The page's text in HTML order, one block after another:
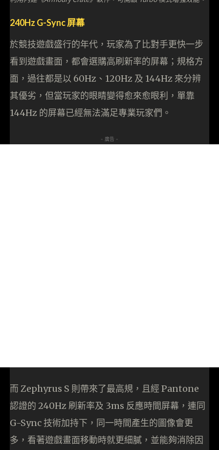
240Hz G-Sync 屏幕
於競技遊戲盛行的年代，玩家為了比對手更快一步
看到遊戲畫面，都會選購高刷新率的屏幕；規格方
面，過往都是以 60Hz、120Hz 及 144Hz 來分辨
其優劣，但當玩家的眼睛變得愈來愈眼利，單靠
144Hz 的屏幕已經無法滿足專業玩家們。
- 廣告 -
而 Zephyrus S 則帶來了最高規，且經 Pantone
認證的 240Hz 刷新率及 3ms 反應時間屏幕，連同
G-Sync 技術加持下，同一時間產生的圖像會更
多，看著遊戲畫面移動時就更細膩，並能夠消除因